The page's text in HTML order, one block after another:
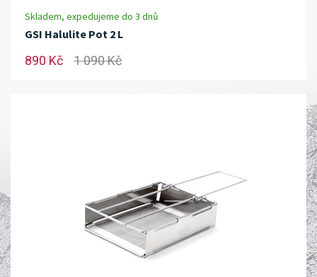
Skladem, expedujeme do 3 dnů
GSI Halulite Pot 2 L
890 Kč 1 090 Kč